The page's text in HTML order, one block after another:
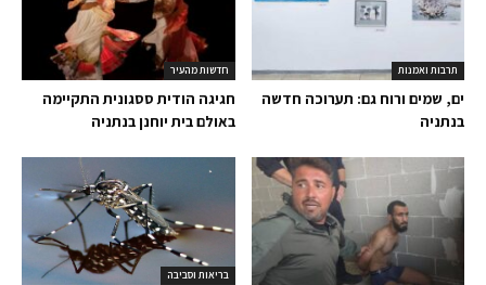
חדשות מהעיר
חגיגה הודית ססגונית התקיימה
באולם בית יוחנן בנתניה
תרבות ואמנות
ים, שמים ורוח גם: תערוכה חדשה
בנתניה
בריאות וסביבה